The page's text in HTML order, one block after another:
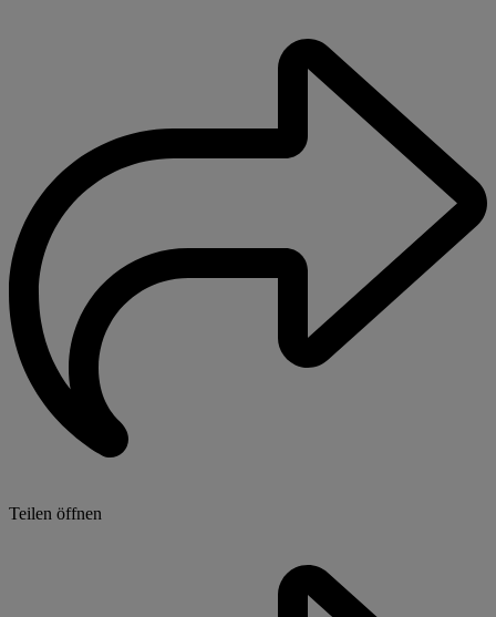
Teilen öffnen